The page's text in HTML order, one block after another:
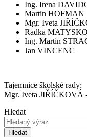
Ing. Irena
Martin HOFMAN
Mgr. Iveta
Radka
Ing. Martin
Jan VINCENC
Tajemnice školské rady:
Mgr. Iveta JIŘÍČKOVÁ
Hledat
Hledat